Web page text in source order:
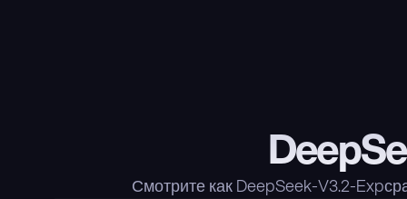
Смотрите как DeepSeek-V3.2-